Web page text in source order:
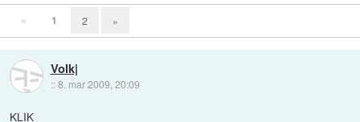
« 1 2 »
Volk|
::8. mar 2009, 20:09
KLIK